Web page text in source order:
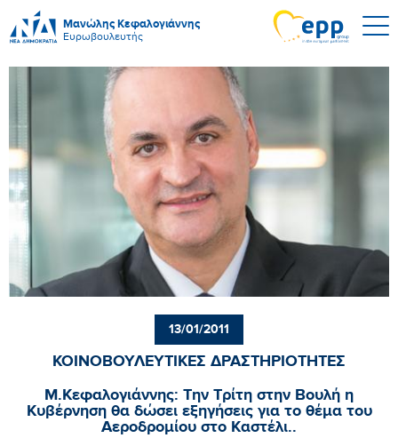
Μανώλης Κεφαλογιάννης
Ευρωβουλευτής
13/01/2011
ΚΟΙΝΟΒΟΥΛΕΥΤΙΚΕΣ ΔΡΑΣΤΗΡΙΟΤΗΤΕΣ
Μ.Κεφαλογιάννης: Την Τρίτη στην Βουλή η
Κυβέρνηση θα δώσει εξηγήσεις για το θέμα του
Αεροδρομίου στο Καστέλι..